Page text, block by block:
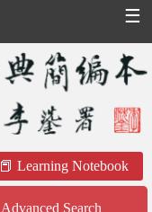
☰
Learning Notebook
Advanced Search